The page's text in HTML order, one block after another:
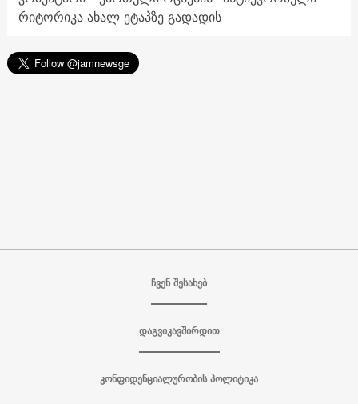
რიტორიკა ახალ ეტაპზე გადადის
ჩვენ შესახებ
დაგვიკავშირდით
კონფიდენციალურობის პოლიტიკა